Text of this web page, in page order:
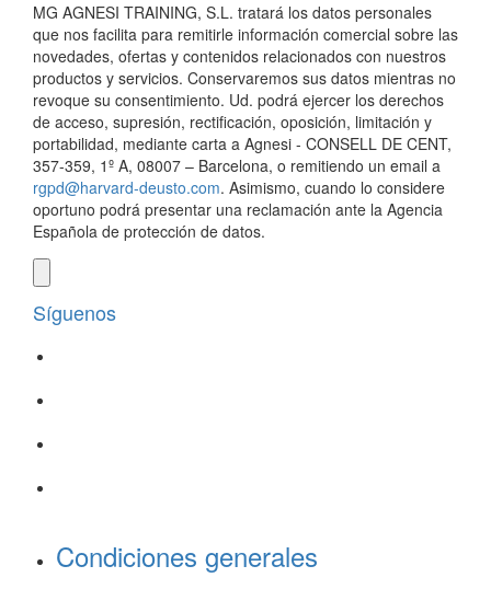
MG AGNESI TRAINING, S.L. tratará los datos personales
que nos facilita para remitirle información comercial sobre las
novedades, ofertas y contenidos relacionados con nuestros
productos y servicios. Conservaremos sus datos mientras no
revoque su consentimiento. Ud. podrá ejercer los derechos
de acceso, supresión, rectificación, oposición, limitación y
portabilidad, mediante carta a Agnesi - CONSELL DE CENT,
357-359, 1º A, 08007 – Barcelona, o remitiendo un email a
rgpd@harvard-deusto.com. Asimismo, cuando lo considere
oportuno podrá presentar una reclamación ante la Agencia
Española de protección de datos.
Síguenos
Condiciones generales